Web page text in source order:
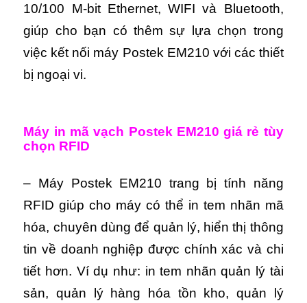
10/100 M-bit Ethernet, WIFI và Bluetooth,
giúp cho bạn có thêm sự lựa chọn trong
việc kết nối máy Postek EM210 với các thiết
bị ngoại vi.
Máy in mã vạch Postek EM210 giá rẻ tùy
chọn RFID
– Máy Postek EM210 trang bị tính năng
RFID giúp cho máy có thể in tem nhãn mã
hóa, chuyên dùng để quản lý, hiển thị thông
tin về doanh nghiệp được chính xác và chi
tiết hơn. Ví dụ như: in tem nhãn quản lý tài
sản, quản lý hàng hóa tồn kho, quản lý